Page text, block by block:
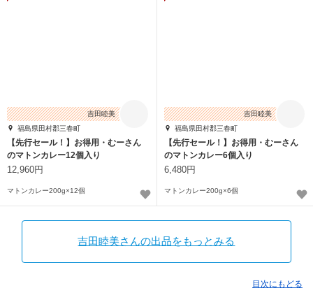
吉田睦美
福島県田村郡三春町
【先行セール！】お得用・むーさん
のマトンカレー12個入り
12,960円
マトンカレー200g×12個
吉田睦美
福島県田村郡三春町
【先行セール！】お得用・むーさん
のマトンカレー6個入り
6,480円
マトンカレー200g×6個
吉田睦美さんの出品をもっとみる
目次にもどる